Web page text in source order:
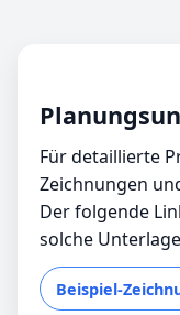
Für detaillierte
Zeichnungen
Der folgende
solche
Beispiel-